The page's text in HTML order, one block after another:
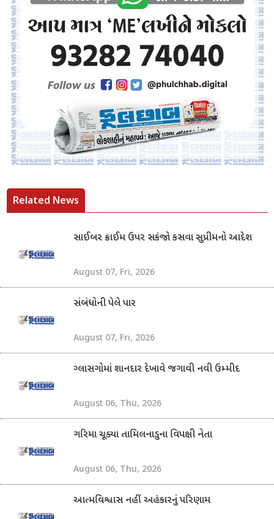
Related News
સાઈબર ક્રાઈમ ઉપર સકંજો કસવા સુપ્રીમનો આદેશ
August 07, Fri, 2026
સંબંધોની પેલે પાર
August 07, Fri, 2026
ગ્લાસગોમાં શાનદાર દેખાવે જગાવી નવી ઉમ્મીદ
August 06, Thu, 2026
ગરિમા ચૂક્યા તામિલનાડુના વિપક્ષી નેતા
August 06, Thu, 2026
આત્મવિશ્વાસ નહીં અહંકારનું પરિણામ